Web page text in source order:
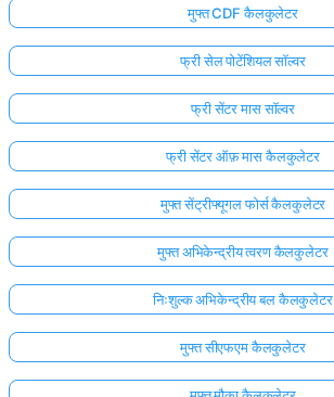
मुफ्त CDF कैलकुलेटर
फ्री सेल पोटेंशियल सॉल्वर
फ्री सेंटर मास सॉल्वर
फ्री सेंटर ऑफ़ मास कैलकुलेटर
मुफ्त सेंट्रीफ्यूगल फोर्स कैलकुलेटर
मुफ्त अभिकेन्द्रीय त्वरण कैलकुलेटर
निःशुल्क अभिकेन्द्रीय बल कैलकुलेटर
मुफ्त सीएफएम कैलकुलेटर